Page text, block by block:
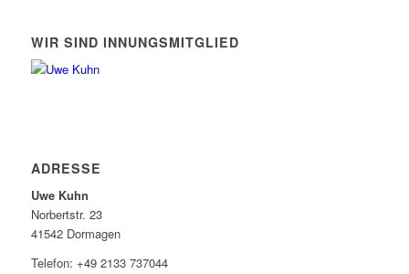
WIR SIND INNUNGSMITGLIED
ADRESSE
Uwe Kuhn
Norbertstr. 23
41542 Dormagen
Telefon: +49 2133 737044